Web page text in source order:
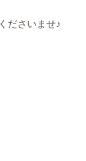
ださいませ♪